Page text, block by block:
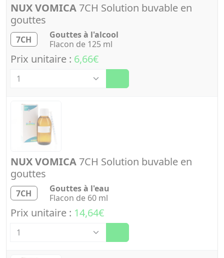
NUX VOMICA 7CH Solution buvable en
gouttes
7CH
Gouttes à l'alcool
Flacon de 125 ml
Prix unitaire : 6,66€
NUX VOMICA 7CH Solution buvable en
gouttes
7CH
Gouttes à l'eau
Flacon de 60 ml
Prix unitaire : 14,64€